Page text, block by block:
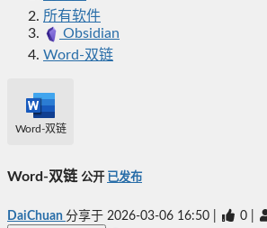
所有软件
Obsidian
Word-双链
Word-双链
Word-双链 公开 已发布
DaiChuan 分享于 2026-03-06 16:50 0